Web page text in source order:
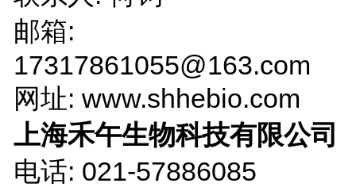
邮箱:
17317861055@163.com
网址: www.shhebio.com
上海禾午生物科技有限公司
电话: 021-57886085